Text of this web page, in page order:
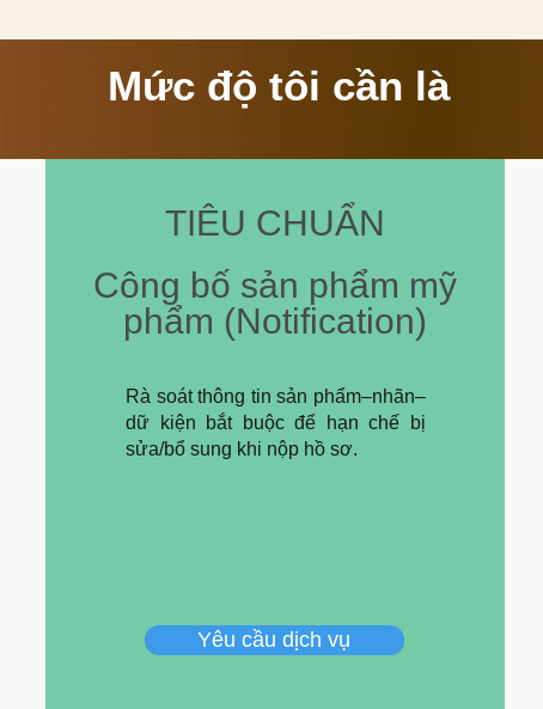
TIÊU CHUẨN
Công bố sản phẩm mỹ
phẩm (Notification)
Rà soát thông tin sản phẩm–nhãn–
dữ kiện bắt buộc để hạn chế bị
sửa/bổ sung khi nộp hồ sơ.
Yêu cầu dịch vụ
Mức độ tôi cần là